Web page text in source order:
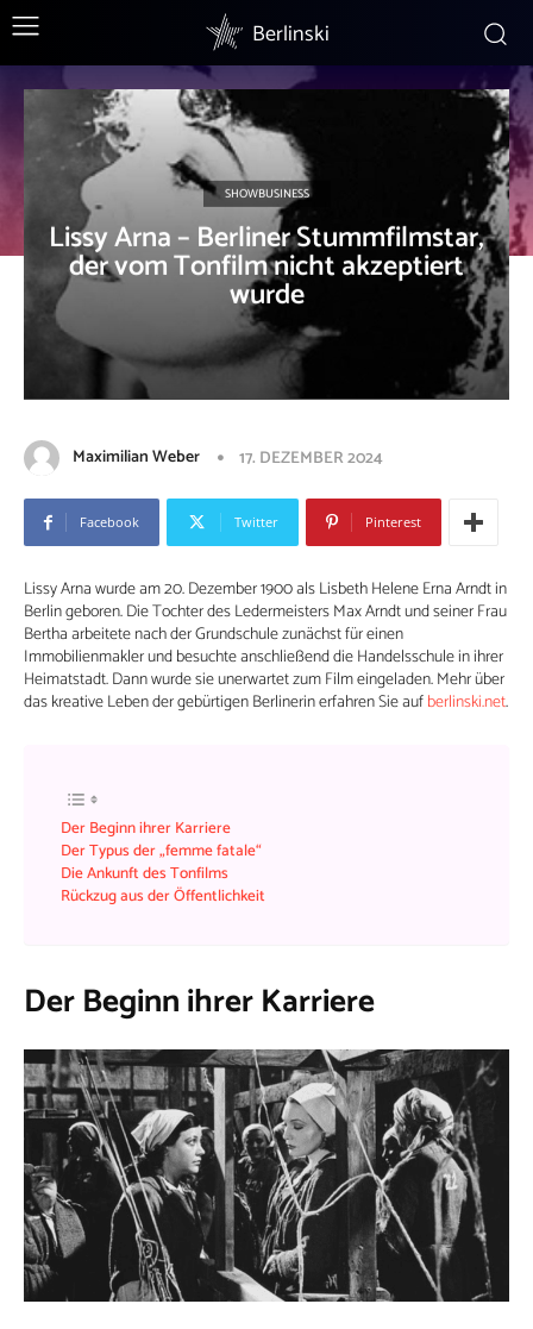
Berlinski
SHOWBUSINESS
Lissy Arna – Berliner Stummfilmstar,
der vom Tonfilm nicht akzeptiert
wurde
Maximilian Weber 17. DEZEMBER 2024
Facebook Twitter Pinterest
Lissy Arna wurde am 20. Dezember 1900 als Lisbeth Helene Erna Arndt in
Berlin geboren. Die Tochter des Ledermeisters Max Arndt und seiner Frau
Bertha arbeitete nach der Grundschule zunächst für einen
Immobilienmakler und besuchte anschließend die Handelsschule in ihrer
Heimatstadt. Dann wurde sie unerwartet zum Film eingeladen. Mehr über
das kreative Leben der gebürtigen Berlinerin erfahren Sie aufberlinski.net.
Der Beginn ihrer Karriere
Der Typus der „femme fatale“
Die Ankunft des Tonfilms
Rückzug aus der Öffentlichkeit
Der Beginn ihrer Karriere